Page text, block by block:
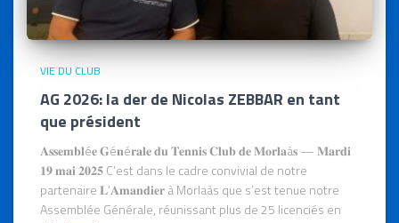
VIE DU CLUB
AG 2026: la der de Nicolas ZEBBAR en tant
que président
𝐀𝐬𝐬𝐞𝐦𝐛𝐥é𝐞 𝐆é𝐧é𝐫𝐚𝐥𝐞 𝐝𝐮 𝐓𝐞𝐧𝐧𝐢𝐬 𝐂𝐥𝐮𝐛 𝐝𝐞 𝐌𝐨𝐫𝐥𝐚à𝐬 — 𝐌𝐚𝐫𝐝𝐢
𝟏𝟗 𝐦𝐚𝐢 𝟐𝟎𝟐𝟓 C’est dans le cadre convivial de notre
partenaire 𝐋’𝐀𝐦𝐚𝐧𝐝𝐢𝐞𝐫 à Morlaàs que s’est tenue notre
Assemblée Générale, réunissant plus de 25 licenciés en